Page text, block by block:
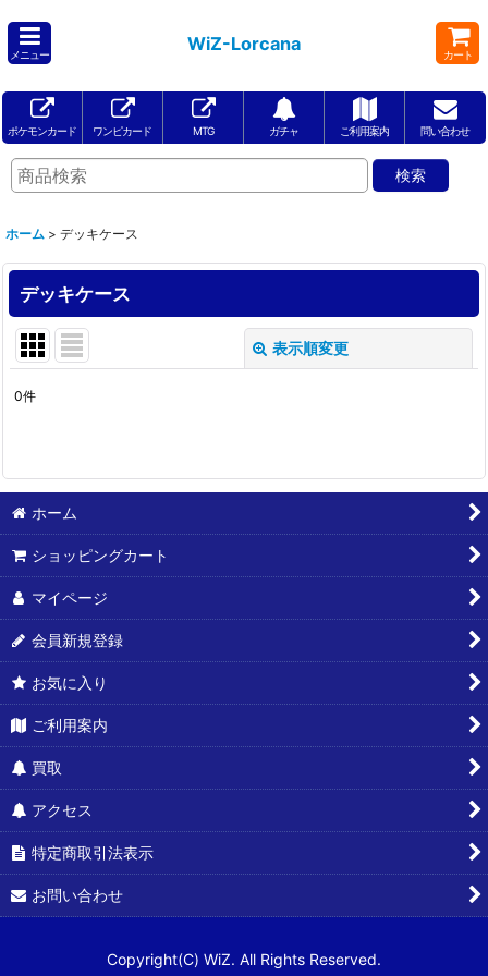
メニュー
WiZ-Lorcana
カート
ポケモンカード ワンピカード MTG ガチャ ご利用案内 問い合わせ
ホーム > デッキケース
デッキケース
表示順変更
並び順
0件
ホーム
ショッピングカート
マイページ
会員新規登録
お気に入り
ご利用案内
買取
アクセス
特定商取引法表示
お問い合わせ
Copyright(C) WiZ. All Rights Reserved.